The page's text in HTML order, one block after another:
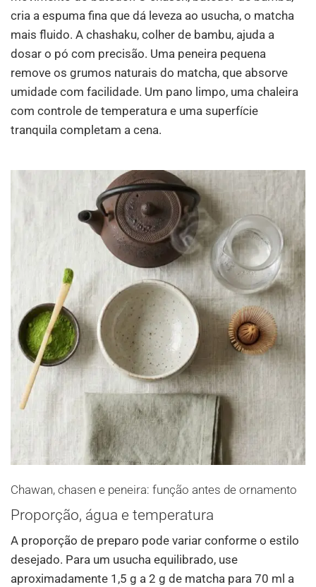
cria a espuma fina que dá leveza ao usucha, o matcha
mais fluido. A chashaku, colher de bambu, ajuda a
dosar o pó com precisão. Uma peneira pequena
remove os grumos naturais do matcha, que absorve
umidade com facilidade. Um pano limpo, uma chaleira
com controle de temperatura e uma superfície
tranquila completam a cena.
Chawan, chasen e peneira: função antes de ornamento
Proporção, água e temperatura
A proporção de preparo pode variar conforme o estilo
desejado. Para um usucha equilibrado, use
aproximadamente 1,5 g a 2 g de matcha para 70 ml a